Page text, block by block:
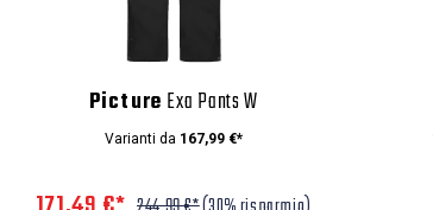
Picture Exa Pants W
Varianti da 167,99 €*